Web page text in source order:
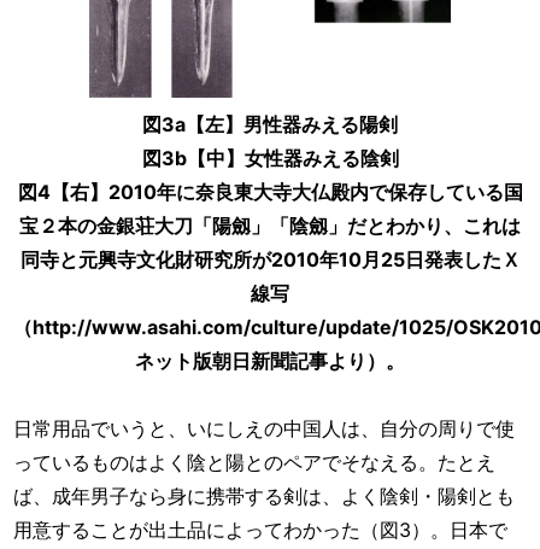
図3a【左】男性器みえる陽剣
図3b【中】女性器みえる陰剣
図4【右】2010年に奈良東大寺大仏殿内で保存している国
宝２本の金銀荘大刀「陽劔」「陰劔」だとわかり、これは
同寺と元興寺文化財研究所が2010年10月25日発表したＸ
線写
（http://www.asahi.com/culture/update/1025/
ネット版朝日新聞記事より）。
日常用品でいうと、いにしえの中国人は、自分の周りで使
っているものはよく陰と陽とのペアでそなえる。たとえ
ば、成年男子なら身に携帯する剣は、よく陰剣・陽剣とも
用意することが出土品によってわかった（図3）。日本で